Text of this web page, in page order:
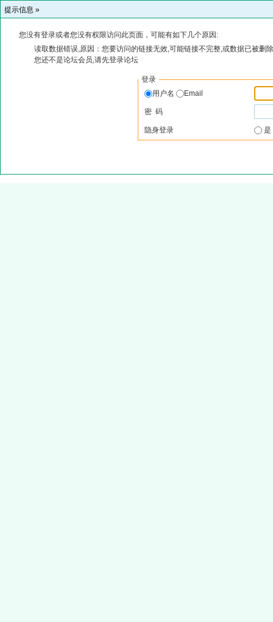
提示信息 »
您没有登录或者您没有权限访问此页面，可能有如下几个原因:
读取数据错误,原因：您要访问的链接无效,可能链接不完整,或数据已被删
您还不是论坛会员,请先登录论坛
登录
用户名
Email
密 码
隐身登录